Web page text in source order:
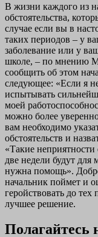
В жизни каждого из
обстоятельства,
случае если вы в
таких периодов – у
заболевание или у
школе, – по мнению
сообщить об этом
следующее: «Если я
испытывать
моей
можно более
вам необходимо
обстоятельств и
«Такие
две недели будут
нужна помощь».
начальник поймет и
геройствовать до
лучшее решение.
Полагайтесь